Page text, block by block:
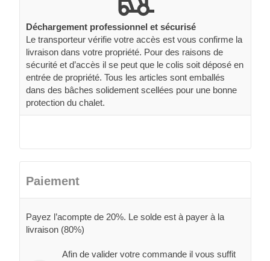
Déchargement professionnel et sécurisé
Le transporteur vérifie votre accès est vous confirme la
livraison dans votre propriété. Pour des raisons de
sécurité et d’accès il se peut que le colis soit déposé en
entrée de propriété. Tous les articles sont emballés
dans des bâches solidement scellées pour une bonne
protection du chalet.
Paiement
Payez l’acompte de 20%. Le solde est à payer à la
livraison (80%)
Afin de valider votre commande il vous suffit